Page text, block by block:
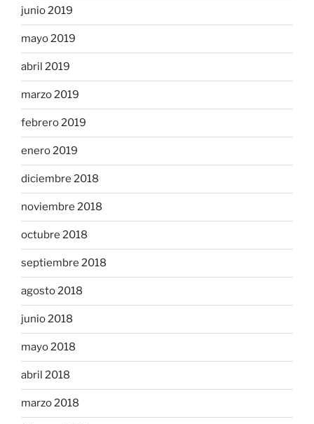
junio 2019
mayo 2019
abril 2019
marzo 2019
febrero 2019
enero 2019
diciembre 2018
noviembre 2018
octubre 2018
septiembre 2018
agosto 2018
junio 2018
mayo 2018
abril 2018
marzo 2018